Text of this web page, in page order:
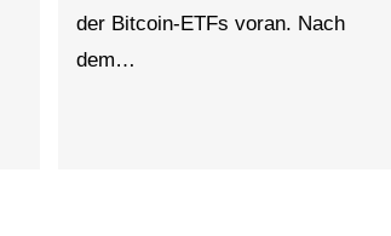
der Bitcoin-ETFs voran. Nach
dem…